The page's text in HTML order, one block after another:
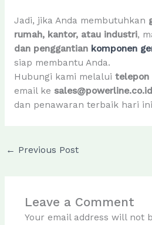
Jadi, jika Anda membutuhkan
rumah, kantor, atau industri,
dan penggantian komponen
siap membantu Anda.
Hubungi kami melalui telepon
email ke sales@powerline.co.id
dan penawaran terbaik hari
← Previous Post
Leave a Comment
Your email address will not